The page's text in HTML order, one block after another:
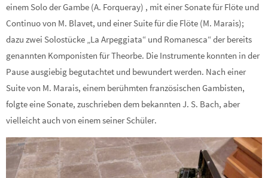
einem Solo der Gambe (A. Forqueray) , mit einer Sonate für Flöte und
Continuo von M. Blavet, und einer Suite für die Flöte (M. Marais);
dazu zwei Solostücke „La Arpeggiata“ und Romanesca“ der bereits
genannten Komponisten für Theorbe. Die Instrumente konnten in der
Pause ausgiebig begutachtet und bewundert werden. Nach einer
Suite von M. Marais, einem berühmten französischen Gambisten,
folgte eine Sonate, zuschrieben dem bekannten J. S. Bach, aber
vielleicht auch von einem seiner Schüler.